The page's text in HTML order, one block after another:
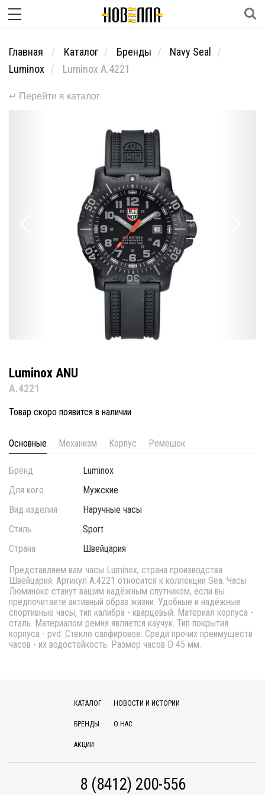
Главная Каталог Бренды
Navy Seal
Luminox
Luminox A.4221
↵ Перейти в каталог
Luminox ANU
A.4221
Товар скоро появится в наличии
Основные Механизм Корпус Ремешок
Бренд
Luminox
Для кого
Мужские
Вид изделия
Наручные часы
Стиль
Sport
Страна
Швейцария
Представляем вам часы Luminox, страна производства
Швейцария. Артикул A.4221 относится к коллекции Sea. Часы
Люминокс станут вашим надёжным спутником, если вы
предпочитаете активный образ жизни. Удобные и надёжные
спортивные часы, тип калибра - кварцевый. Материал корпуса -
сталь. Материалом ремня является каучук. Тип покрытия
корпуса - pvd. Стекло сапфировое. Среди прочих преимуществ
часов - их водостойкость. Размер часов D 45 мм.
КАТАЛОГ
БРЕНДЫ
АКЦИИ
НОВОСТИ И ИСТОРИИ
О НАС
8 (8412) 200-556